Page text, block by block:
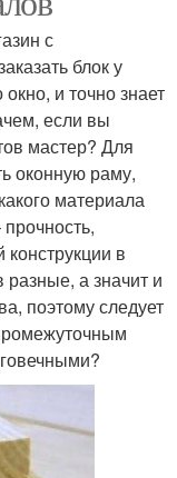
с
блок у
и точно знает
если вы
мастер? Для
оконную раму,
материала
в
а значит и
поэтому следует